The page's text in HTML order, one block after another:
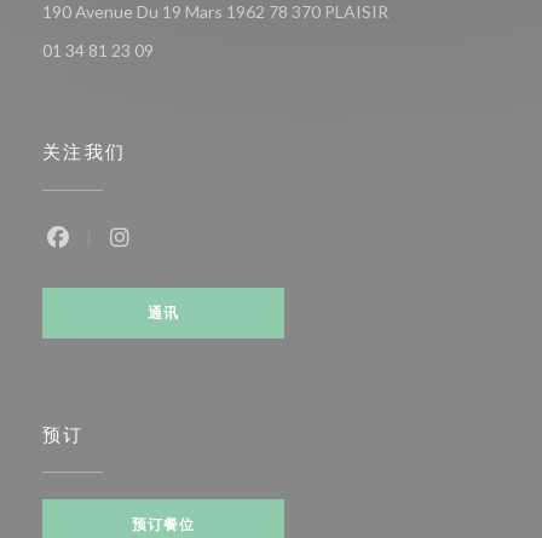
190 Avenue Du 19 Mars 1962 78 370 PLAISIR
01 34 81 23 09
关注我们
通讯
预订
预订餐位